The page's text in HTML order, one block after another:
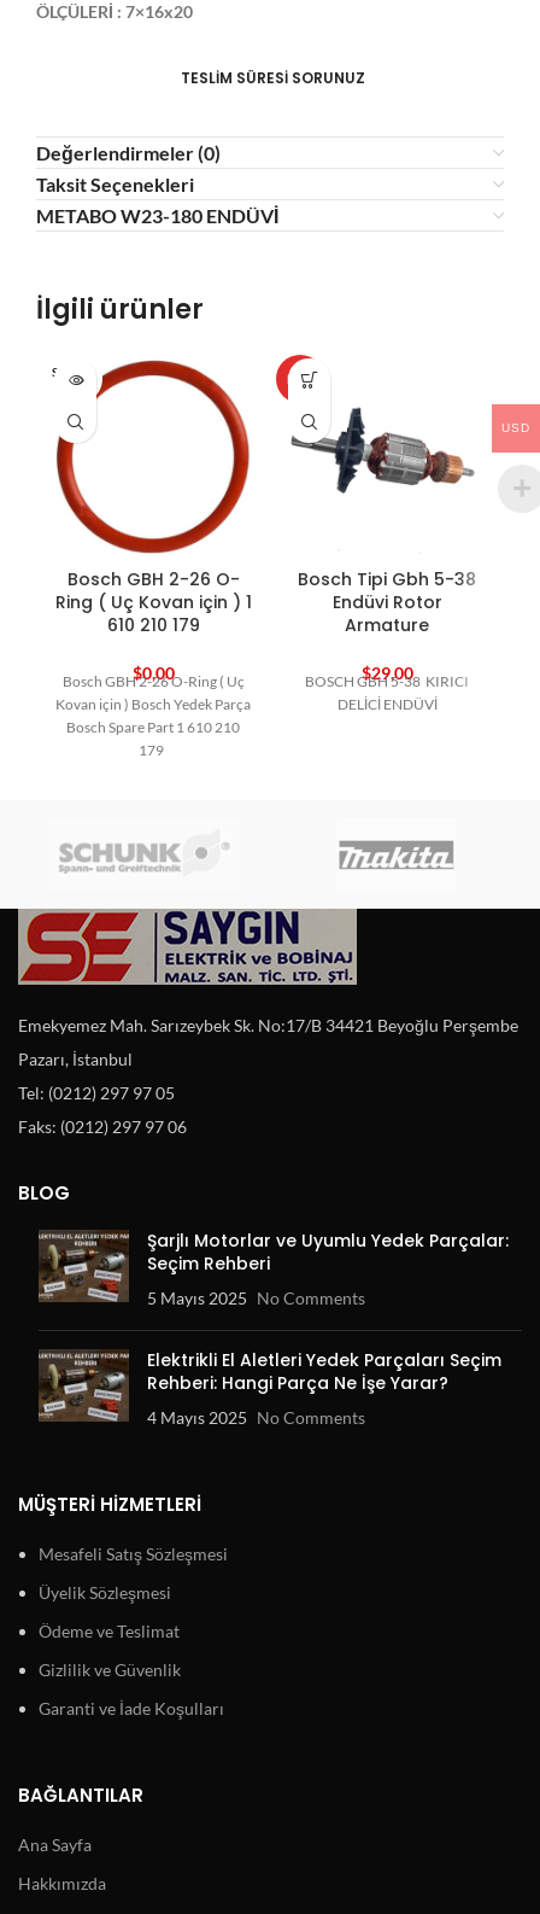
ÖLÇÜLERİ : 7×16x20
TESLİM SÜRESİ SORUNUZ
Değerlendirmeler (0)
Taksit Seçenekleri
METABO W23-180 ENDÜVİ
İlgili ürünler
SOLD O
UT
Bosch GBH 2-26 O-
Ring ( Uç Kovan için ) 1
610 210 179
$0,00
Bosch GBH 2-26 O-Ring ( Uç
Kovan için ) Bosch Yedek Parça
Bosch Spare Part 1 610 210
179
HOT
Bosch Tipi Gbh 5-38
Endüvi Rotor
Armature
$29,00
BOSCH GBH 5-38 KIRICI
DELİCİ ENDÜVİ
Emekyemez Mah. Sarızeybek Sk. No:17/B 34421 Beyoğlu Perşembe
Pazarı, İstanbul
Tel: (0212) 297 97 05
Faks: (0212) 297 97 06
BLOG
Şarjlı Motorlar ve Uyumlu Yedek Parçalar:
Seçim Rehberi
5 Mayıs 2025 No Comments
Elektrikli El Aletleri Yedek Parçaları Seçim
Rehberi: Hangi Parça Ne İşe Yarar?
4 Mayıs 2025 No Comments
MÜŞTERI HIZMETLERI
Mesafeli Satış Sözleşmesi
Üyelik Sözleşmesi
Ödeme ve Teslimat
Gizlilik ve Güvenlik
Garanti ve İade Koşulları
BAĞLANTILAR
Ana Sayfa
Hakkımızda
USD